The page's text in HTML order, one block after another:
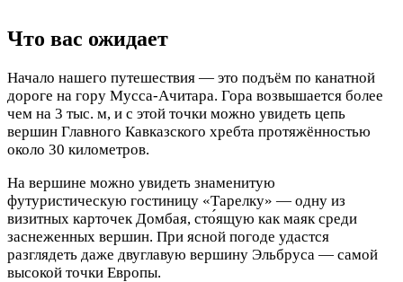
Что вас ожидает
Начало нашего путешествия — это подъём по канатной
дороге на гору Мусса-Ачитара. Гора возвышается более
чем на 3 тыс. м, и с этой точки можно увидеть цепь
вершин Главного Кавказского хребта протяжённостью
около 30 километров.
На вершине можно увидеть знаменитую
футуристическую гостиницу «Тарелку» — одну из
визитных карточек Домбая, сто́ящую как маяк среди
заснеженных вершин. При ясной погоде удастся
разглядеть даже двуглавую вершину Эльбруса — самой
высокой точки Европы.